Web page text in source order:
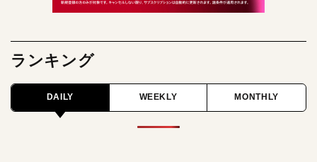
ランキング
DAILY WEEKLY MONTHLY